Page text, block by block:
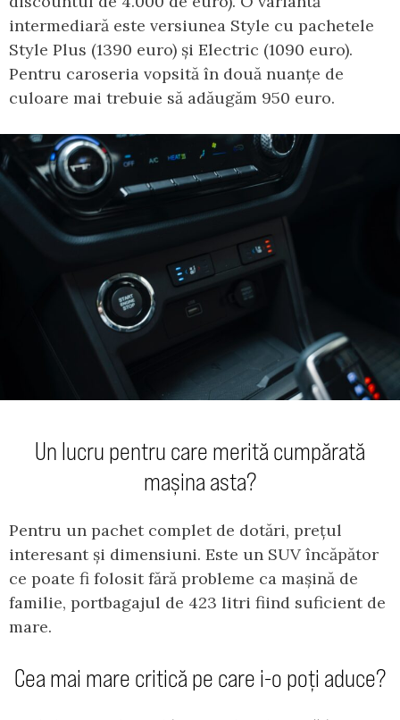
intermediară este versiunea Style cu pachetele
Style Plus (1390 euro) și Electric (1090 euro).
Pentru caroseria vopsită în două nuanțe de
culoare mai trebuie să adăugăm 950 euro.
Un lucru pentru care merită cumpărată
mașina asta?
Pentru un pachet complet de dotări, prețul
interesant și dimensiuni. Este un SUV încăpător
ce poate fi folosit fără probleme ca mașină de
familie, portbagajul de 423 litri fiind suficient de
mare.
Cea mai mare critică pe care i-o poți aduce?